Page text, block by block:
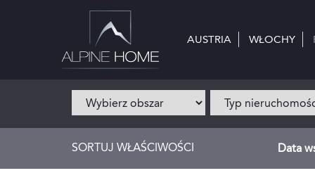
AUSTRIA WŁOCHY
AUSTRIA WŁOCHY
SORTUJ WŁAŚCIWOŚCI Data